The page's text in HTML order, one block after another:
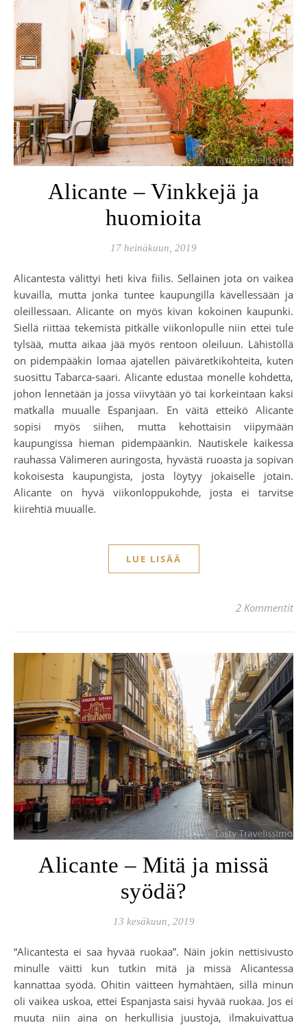
Alicante – Vinkkejä ja
huomioita
17 heinäkuun, 2019
Alicantesta välittyi heti kiva fiilis. Sellainen jota on vaikea
kuvailla, mutta jonka tuntee kaupungilla kävellessään ja
oleillessaan. Alicante on myös kivan kokoinen kaupunki.
Siellä riittää tekemistä pitkälle viikonlopulle niin ettei tule
tylsää, mutta aikaa jää myös rentoon oleiluun. Lähistöllä
on pidempääkin lomaa ajatellen päiväretkikohteita, kuten
suosittu Tabarca-saari. Alicante edustaa monelle kohdetta,
johon lennetään ja jossa viivytään yö tai korkeintaan kaksi
matkalla muualle Espanjaan. En väitä etteikö Alicante
sopisi myös siihen, mutta kehottaisin viipymään
kaupungissa hieman pidempäänkin. Nautiskele kaikessa
rauhassa Välimeren auringosta, hyvästä ruoasta ja sopivan
kokoisesta kaupungista, josta löytyy jokaiselle jotain.
Alicante on hyvä viikonloppukohde, josta ei tarvitse
kiirehtiä muualle.
LUE LISÄÄ
2 Kommentit
Alicante – Mitä ja missä
syödä?
13 kesäkuun, 2019
“Alicantesta ei saa hyvää ruokaa”. Näin jokin nettisivusto
minulle väitti kun tutkin mitä ja missä Alicantessa
kannattaa syödä. Ohitin väitteen hymähtäen, sillä minun
oli vaikea uskoa, ettei Espanjasta saisi hyvää ruokaa. Jos ei
muuta niin aina on herkullisia juustoja, ilmakuivattua